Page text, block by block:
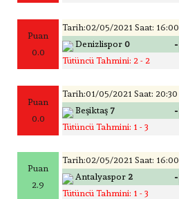
Puan
0.0
Tarih:02/05/2021 Saat: 16:00
Denizlispor 0 -
Tütüncü Tahmini: 2 - 2
Puan
0.0
Tarih:01/05/2021 Saat: 20:30
Beşiktaş 7 -
Tütüncü Tahmini: 1 - 3
Puan
2.9
Tarih:02/05/2021 Saat: 16:00
Antalyaspor 2 -
Tütüncü Tahmini: 1 - 3